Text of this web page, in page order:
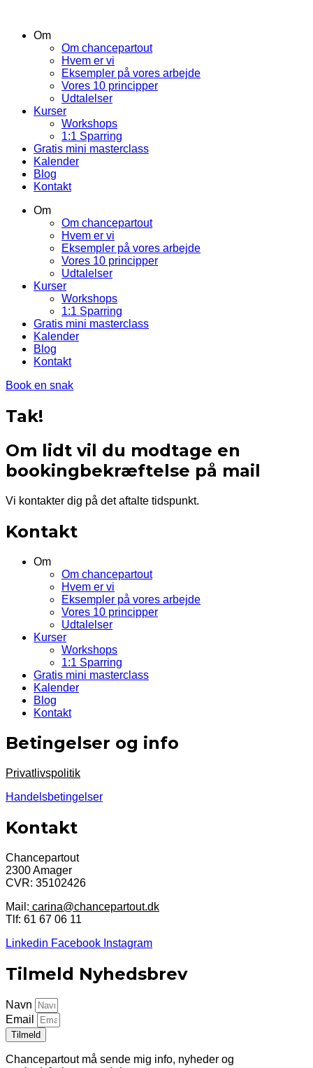
Om
Om chancepartout
Hvem er vi
Eksempler på vores arbejde
Vores 10 principper
Udtalelser
Kurser
Workshops
1:1 Sparring
Gratis mini masterclass
Kalender
Blog
Kontakt
Om
Om chancepartout
Hvem er vi
Eksempler på vores arbejde
Vores 10 principper
Udtalelser
Kurser
Workshops
1:1 Sparring
Gratis mini masterclass
Kalender
Blog
Kontakt
Book en snak
Tak!
Om lidt vil du modtage en
bookingbekræftelse på mail
Vi kontakter dig på det aftalte tidspunkt.
Kontakt
Om
Om chancepartout
Hvem er vi
Eksempler på vores arbejde
Vores 10 principper
Udtalelser
Kurser
Workshops
1:1 Sparring
Gratis mini masterclass
Kalender
Blog
Kontakt
Betingelser og info
Privatlivspolitik
Handelsbetingelser
Kontakt
Chancepartout
2300 Amager
CVR: 35102426
Mail: carina@chancepartout.dk
Tlf: 61 67 06 11
Linkedin Facebook Instagram
Tilmeld Nyhedsbrev
Navn
Email
Tilmeld
Chancepartout må sende mig info, nyheder og